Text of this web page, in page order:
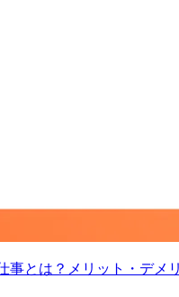
事とは？メリット・デメ